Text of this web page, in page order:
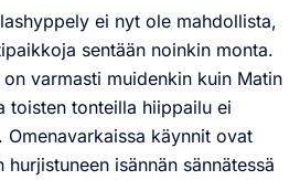
ei nyt ole mahdollista,
sentään noinkin monta.
varmasti muidenkin kuin Matin
toisten tonteilla hiippailu ei
Omenavarkaissa käynnit ovat
isännän sännätessä